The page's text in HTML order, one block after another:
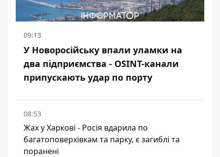
09:13
У Новоросійську впали уламки на
два підприємства - OSINT-канали
припускають удар по порту
08:53
Жах у Харкові - Росія вдарила по
багатоповерхівкам та парку, є загиблі та
поранені